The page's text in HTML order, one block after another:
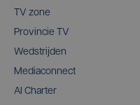
TV zone
Provincie TV
Wedstrijden
Mediaconnect
AI Charter